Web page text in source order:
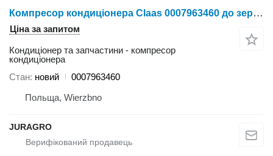
Компресор кондиціонера Claas 0007963460 до зернозбирального комбайна Claas Lexion
Ціна за запитом
Кондиціонер та запчастини - компресор
кондиціонера
Стан новий
0007963460
Польща, Wierzbno
JURAGRO